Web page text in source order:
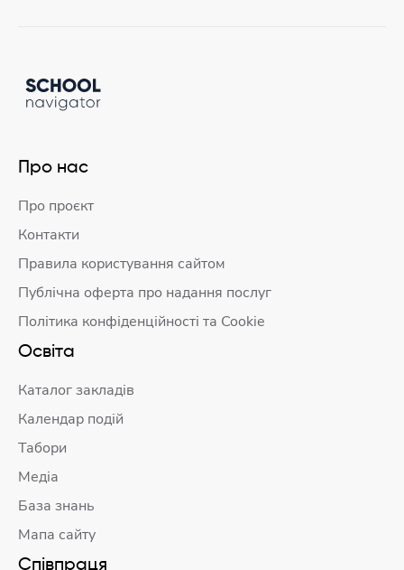
Про нас
Про проєкт
Контакти
Правила користування сайтом
Публічна оферта про надання послуг
Політика конфіденційності та Cookie
Освіта
Каталог закладів
Календар подій
Табори
Медіа
База знань
Мапа сайту
Співпраця